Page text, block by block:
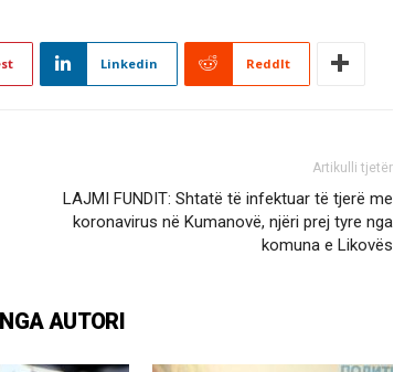
Linkedin ReddIt
Artikulli tjetër
LAJMI FUNDIT: Shtatë të infektuar të tjerë me
koronavirus në Kumanovë, njëri prej tyre nga
komuna e Likovës
AUTORI